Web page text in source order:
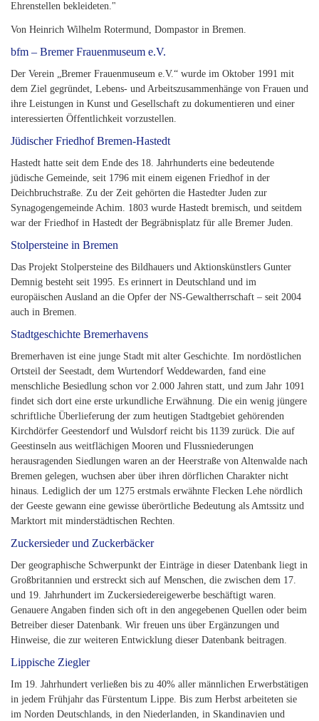
Ehrenstellen bekleideten."
Von Heinrich Wilhelm Rotermund, Dompastor in Bremen.
bfm – Bremer Frauenmuseum e.V.
Der Verein „Bremer Frauenmuseum e.V.“ wurde im Oktober 1991 mit
dem Ziel gegründet, Lebens- und Arbeitszusammenhänge von Frauen und
ihre Leistungen in Kunst und Gesellschaft zu dokumentieren und einer
interessierten Öffentlichkeit vorzustellen.
Jüdischer Friedhof Bremen-Hastedt
Hastedt hatte seit dem Ende des 18. Jahrhunderts eine bedeutende
jüdische Gemeinde, seit 1796 mit einem eigenen Friedhof in der
Deichbruchstraße. Zu der Zeit gehörten die Hastedter Juden zur
Synagogengemeinde Achim. 1803 wurde Hastedt bremisch, und seitdem
war der Friedhof in Hastedt der Begräbnisplatz für alle Bremer Juden.
Stolpersteine in Bremen
Das Projekt Stolpersteine des Bildhauers und Aktionskünstlers Gunter
Demnig besteht seit 1995. Es erinnert in Deutschland und im
europäischen Ausland an die Opfer der NS-Gewaltherrschaft – seit 2004
auch in Bremen.
Stadtgeschichte Bremerhavens
Bremerhaven ist eine junge Stadt mit alter Geschichte. Im nordöstlichen
Ortsteil der Seestadt, dem Wurtendorf Weddewarden, fand eine
menschliche Besiedlung schon vor 2.000 Jahren statt, und zum Jahr 1091
findet sich dort eine erste urkundliche Erwähnung. Die ein wenig jüngere
schriftliche Überlieferung der zum heutigen Stadtgebiet gehörenden
Kirchdörfer Geestendorf und Wulsdorf reicht bis 1139 zurück. Die auf
Geestinseln aus weitflächigen Mooren und Flussniederungen
herausragenden Siedlungen waren an der Heerstraße von Altenwalde nach
Bremen gelegen, wuchsen aber über ihren dörflichen Charakter nicht
hinaus. Lediglich der um 1275 erstmals erwähnte Flecken Lehe nördlich
der Geeste gewann eine gewisse überörtliche Bedeutung als Amtssitz und
Marktort mit minderstädtischen Rechten.
Zuckersieder und Zuckerbäcker
Der geographische Schwerpunkt der Einträge in dieser Datenbank liegt in
Großbritannien und erstreckt sich auf Menschen, die zwischen dem 17.
und 19. Jahrhundert im Zuckersiedereigewerbe beschäftigt waren.
Genauere Angaben finden sich oft in den angegebenen Quellen oder beim
Betreiber dieser Datenbank. Wir freuen uns über Ergänzungen und
Hinweise, die zur weiteren Entwicklung dieser Datenbank beitragen.
Lippische Ziegler
Im 19. Jahrhundert verließen bis zu 40% aller männlichen Erwerbstätigen
in jedem Frühjahr das Fürstentum Lippe. Bis zum Herbst arbeiteten sie
im Norden Deutschlands, in den Niederlanden, in Skandinavien und